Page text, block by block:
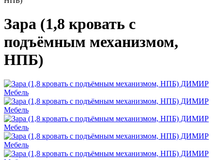
Зара (1,8 кровать с
подъёмным механизмом,
НПБ)